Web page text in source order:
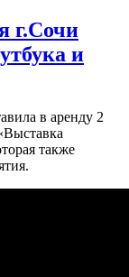
г.Сочи
и
в аренду 2
также